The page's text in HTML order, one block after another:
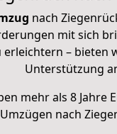
nach
mit sich
erleichtern – bieten
Unterstützung
mehr als 8 Jahre
Umzügen nach